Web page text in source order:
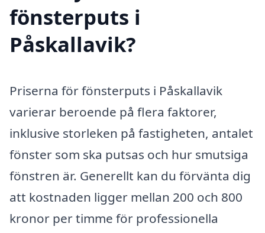
fönsterputs i
Påskallavik?
Priserna för fönsterputs i Påskallavik
varierar beroende på flera faktorer,
inklusive storleken på fastigheten, antalet
fönster som ska putsas och hur smutsiga
fönstren är. Generellt kan du förvänta dig
att kostnaden ligger mellan 200 och 800
kronor per timme för professionella